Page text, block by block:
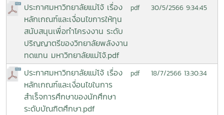
ประกาศมหาวิทยาลัยแม่โจ้ เรื่อง
หลักเกณฑ์และเงื่อนไขการให้ทุน
สนับสนุนเพื่อทำโครงงาน ระดับ
ปริญญาตรีของวิทยาลัยพลังงาน
ทดแทน มหาวิทยาลัยแม่โจ้.pdf
pdf 30/5/2566 9:34:45
ประกาศมหาวิทยาลัยแม่โจ้ เรื่อง
หลักเกณฑ์และเงื่อนไขในการ
สำเร็จการศึกษาของนักศึกษา
ระดับบัณฑิตศึกษา.pdf
pdf 18/7/2566 13:30:34